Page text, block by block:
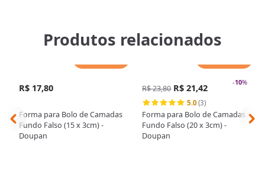
Produtos relacionados
R$ 17,80
Forma para Bolo de Camadas
Fundo Falso (15 x 3cm) -
Doupan
-10%
R$ 23,80 R$ 21,42
5.0(3)
Forma para Bolo de Camadas
Fundo Falso (20 x 3cm) -
Doupan